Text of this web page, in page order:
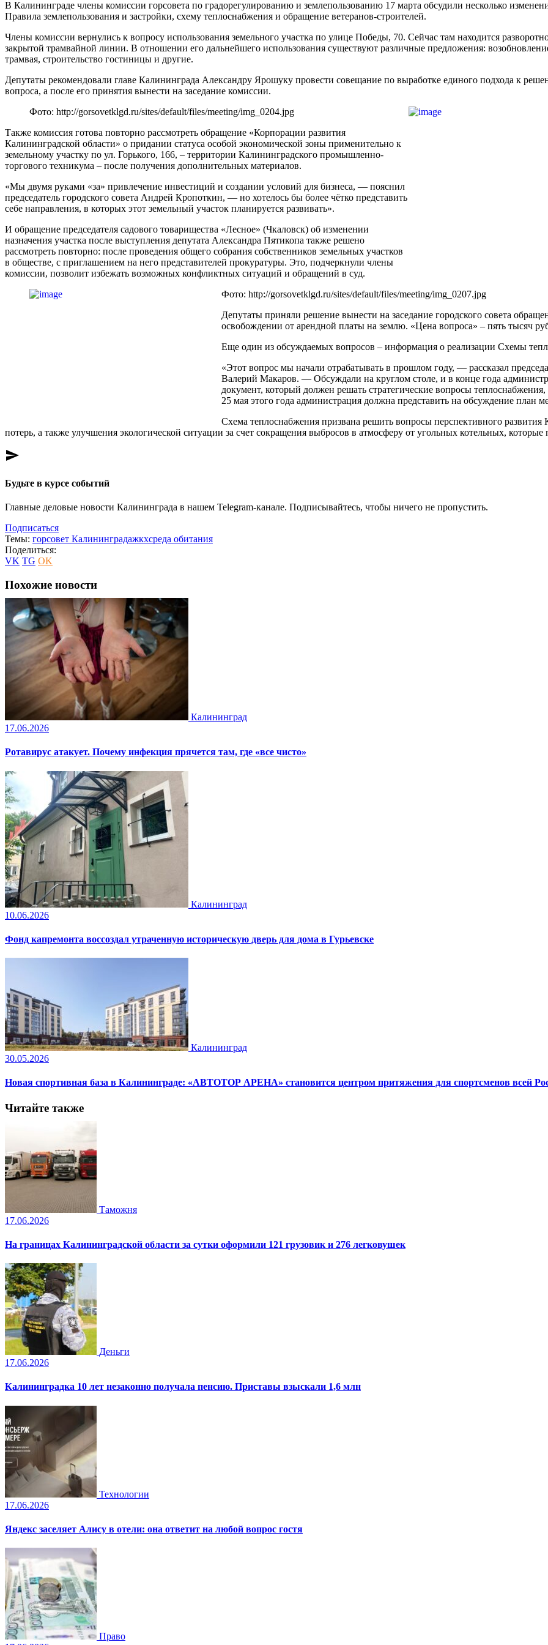
В Калининграде члены комиссии горсовета по градорегулированию и землепользованию 17 марта обсудили несколько
Правила землепользования и застройки, схему теплоснабжения и обращение ветеранов-строителей.
Члены комиссии вернулись к вопросу использования земельного участка по улице Победы, 70. Сейчас там находится
закрытой трамвайной линии. В отношении его дальнейшего использования существуют различные предложения:
трамвая, строительство гостиницы и другие.
Депутаты рекомендовали главе Калининграда Александру Ярошуку провести совещание по выработке единого подхода к
вопроса, а после его принятия вынести на заседание комиссии.
Фото: http://gorsovetklgd.ru/sites/default/files/meeting/img_0204.jpg
Также комиссия готова повторно рассмотреть обращение «Корпорации развития
Калининградской области» о придании статуса особой экономической зоны применительно к
земельному участку по ул. Горького, 166, – территории Калининградского промышленно-
торгового техникума – после получения дополнительных материалов.
«Мы двумя руками «за» привлечение инвестиций и создании условий для бизнеса, — пояснил
председатель городского совета Андрей Кропоткин, — но хотелось бы более чётко представить
себе направления, в которых этот земельный участок планируется развивать».
И обращение председателя садового товарищества «Лесное» (Чкаловск) об изменении
назначения участка после выступления депутата Александра Пятикопа также решено
рассмотреть повторно: после проведения общего собрания собственников земельных участков
в обществе, с приглашением на него представителей прокуратуры. Это, подчеркнули члены
комиссии, позволит избежать возможных конфликтных ситуаций и обращений в суд.
Фото: http://gorsovetklgd.ru/sites/default/files/meeting/img_0207.jpg
Депутаты приняли решение вынести на заседание городского совета
освобождении от арендной платы на землю. «Цена вопроса» – пять тысяч
Еще один из обсуждаемых вопросов – информация о реализации Схемы
«Этот вопрос мы начали отрабатывать в прошлом году, — рассказал
Валерий Макаров. — Обсуждали на круглом столе, и в конце года
документ, который должен решать стратегические вопросы
25 мая этого года администрация должна представить на обсуждение план
Схема теплоснабжения призвана решить вопросы перспективного развития
потерь, а также улучшения экологической ситуации за счет сокращения выбросов в атмосферу от угольных котельных,
send
Будьте в курсе событий
Главные деловые новости Калининграда в нашем Telegram-канале. Подписывайтесь, чтобы ничего не пропустить.
Подписаться
Темы: горсовет Калининградажкхсреда обитания
Поделиться:
VK TG OK
Похожие новости
Калининград
17.06.2026
Ротавирус атакует. Почему инфекция прячется там, где «все чисто»
Калининград
10.06.2026
Фонд капремонта воссоздал утраченную историческую дверь для дома в Гурьевске
Калининград
30.05.2026
Новая спортивная база в Калининграде: «АВТОТОР АРЕНА» становится центром притяжения для спортсменов всей
Читайте также
Таможня
17.06.2026
На границах Калининградской области за сутки оформили 121 грузовик и 276 легковушек
Деньги
17.06.2026
Калининградка 10 лет незаконно получала пенсию. Приставы взыскали 1,6 млн
Технологии
17.06.2026
Яндекс заселяет Алису в отели: она ответит на любой вопрос гостя
Право